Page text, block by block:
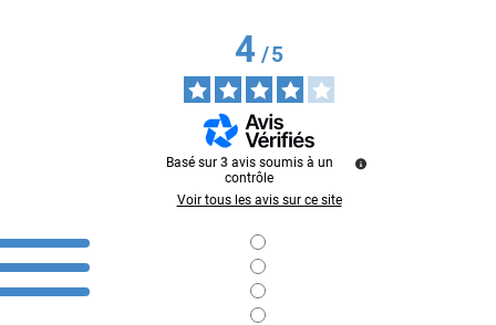
4/5
Basé sur 3 avis soumis à un
contrôle
Voir tous les avis sur ce site